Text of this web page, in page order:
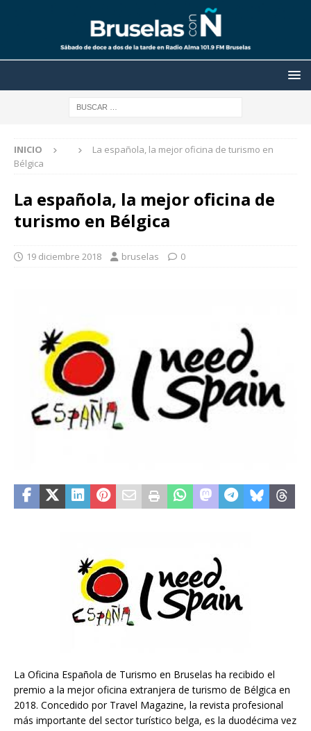
INICIO
La española, la mejor oficina de turismo en
Bélgica
La española, la mejor oficina de
turismo en Bélgica
19 diciembre 2018 bruselas 0
La Oficina Española de Turismo en Bruselas ha recibido el
premio a la mejor oficina extranjera de turismo de Bélgica en
2018. Concedido por Travel Magazine, la revista profesional
más importante del sector turístico belga, es la duodécima vez